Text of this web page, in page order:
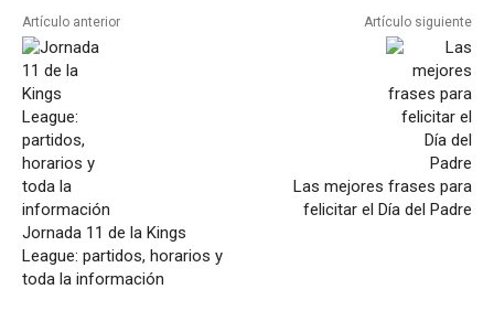
Artículo anterior
Jornada 11 de la Kings
League: partidos, horarios y
toda la información
Artículo siguiente
Las mejores frases para
felicitar el Día del Padre